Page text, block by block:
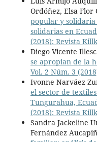
Ordóñez, Elsa Flor
popular y solidaria
solidarias en
(2018): Revista
Diego Vicente
se apropian de la
Vol. 2 Núm. 3
Ivonne Narváez
el sector de
Tungurahua,
(2018): Revista
Sandra Jackeline
Fernández